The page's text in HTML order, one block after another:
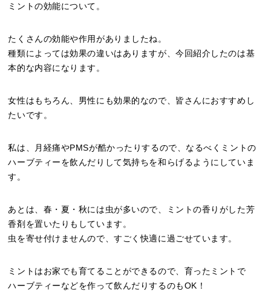
ミントの効能について。
たくさんの効能や作用がありましたね。
種類によっては効果の違いはありますが、今回紹介したのは基
本的な内容になります。
女性はもちろん、男性にも効果的なので、皆さんにおすすめし
たいです。
私は、月経痛やPMSが酷かったりするので、なるべくミントの
ハーブティーを飲んだりして気持ちを和らげるようにしていま
す。
あとは、春・夏・秋には虫が多いので、ミントの香りがした芳
香剤を置いたりもしています。
虫を寄せ付けませんので、すごく快適に過ごせています。
ミントはお家でも育てることができるので、育ったミントで
ハーブティーなどを作って飲んだりするのもOK！